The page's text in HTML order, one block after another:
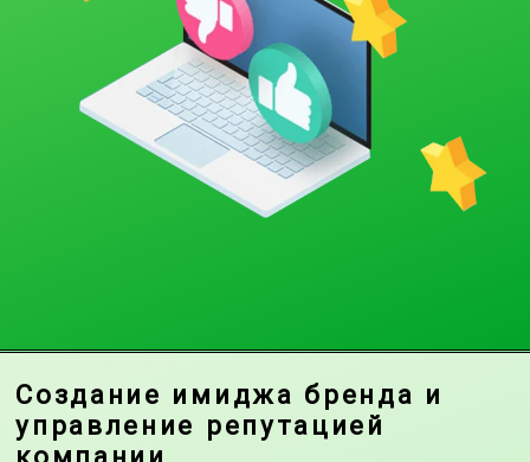
Создание имиджа бренда и
управление репутацией